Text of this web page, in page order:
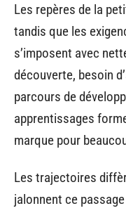
Les repères de la
tandis que les
s’imposent avec
découverte, besoin
parcours de
apprentissages
marque pour
Les trajectoires
jalonnent ce